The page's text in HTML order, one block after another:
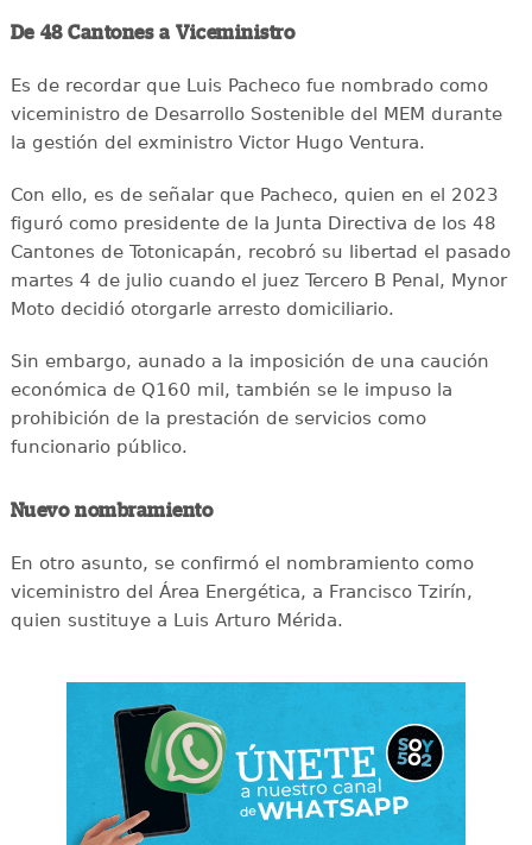
De 48 Cantones a Viceministro
Es de recordar que Luis Pacheco fue nombrado como
viceministro de Desarrollo Sostenible del MEM durante
la gestión del exministro Victor Hugo Ventura.
Con ello, es de señalar que Pacheco, quien en el 2023
figuró como presidente de la Junta Directiva de los 48
Cantones de Totonicapán, recobró su libertad el pasado
martes 4 de julio cuando el juez Tercero B Penal, Mynor
Moto decidió otorgarle arresto domiciliario.
Sin embargo, aunado a la imposición de una caución
económica de Q160 mil, también se le impuso la
prohibición de la prestación de servicios como
funcionario público.
Nuevo nombramiento
En otro asunto, se confirmó el nombramiento como
viceministro del Área Energética, a Francisco Tzirín,
quien sustituye a Luis Arturo Mérida.